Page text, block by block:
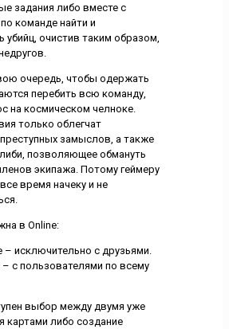
задания либо вместе с
команде найти и
убийц, очистив таким образом,
очередь, чтобы одержать
перебить всю команду,
на космическом челноке.
только облегчат
замыслов, а также
позволяющее обмануть
экипажа. Потому геймеру
время начеку и не
в Online:
– исключительно с друзьями.
– с пользователями по всему
выбор между двумя уже
либо создание